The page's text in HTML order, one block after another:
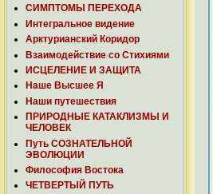
СИМПТОМЫ ПЕРЕХОДА
Интегральное видение
Арктурианский Коридор
Взаимодействие со Стихиями
ИСЦЕЛЕНИЕ И ЗАЩИТА
Наше Высшее Я
Наши путешествия
ПРИРОДНЫЕ КАТАКЛИЗМЫ И
ЧЕЛОВЕК
Путь СОЗНАТЕЛЬНОЙ
ЭВОЛЮЦИИ
Философия Востока
ЧЕТВЕРТЫЙ ПУТЬ